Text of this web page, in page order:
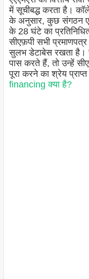
में सूचीबद्ध करता है।
के अनुसार, कुछ संगठन
के 28 घंटे का
सीएफ़पी सभी
सुलभ डेटाबेस रखता है।
पास करते हैं, तो उन्हें
पूरा करने का श्रेय प्राप्त
financing क्या है?